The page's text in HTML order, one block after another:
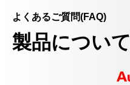
よくあるご質問(FAQ)
製品について